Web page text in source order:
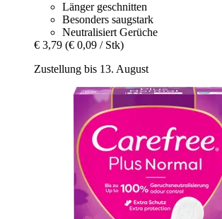
Länger geschnitten
Besonders saugstark
Neutralisiert Gerüche
€ 3,79 (€ 0,09 / Stk)
Zustellung bis 13. August